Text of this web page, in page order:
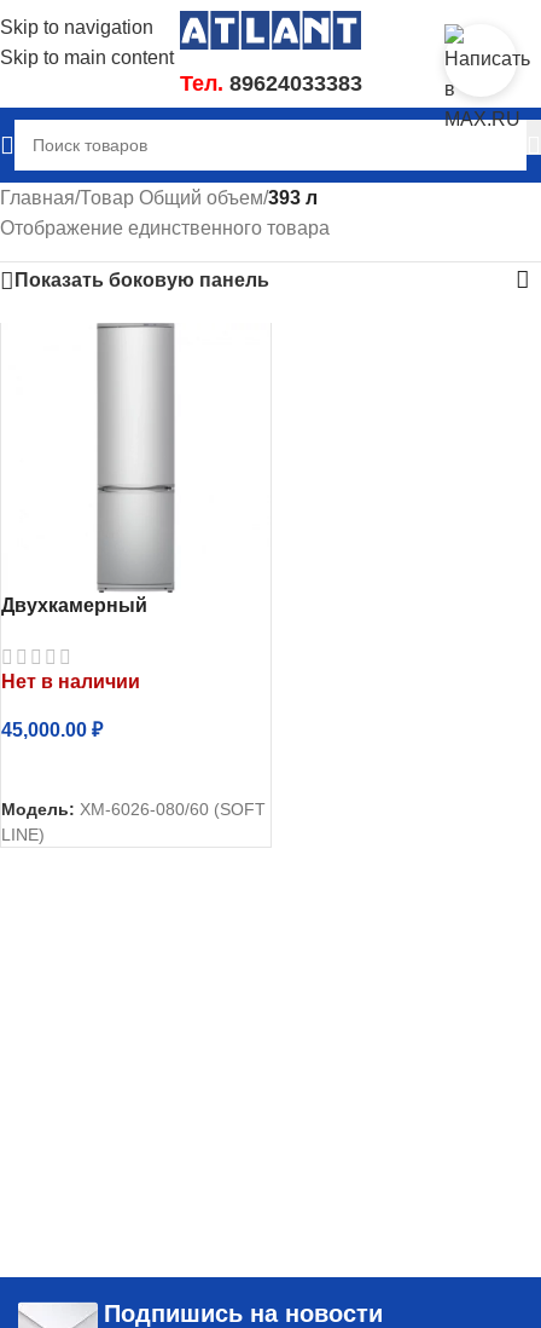
Skip to navigation
Skip to main content
Тел. 89624033383
Главная/Товар Общий объем/393 л
Отображение единственного товара
Показать боковую панель
Двухкамерный
ХМ-6026-080
Нет в наличии
45,000.00 ₽
Модель: ХМ-6026-080/60 (SOFT
LINE)
Подпишись на новости